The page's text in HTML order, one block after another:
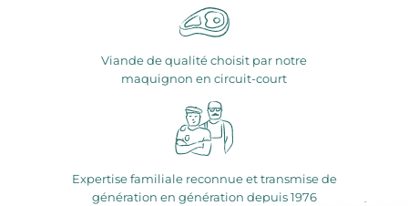
Viande de qualité choisit par notre
maquignon en circuit-court
Expertise familiale reconnue et transmise de
génération en génération depuis 1976